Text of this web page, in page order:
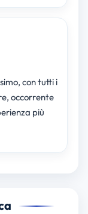
con tutti i
occorrente
più